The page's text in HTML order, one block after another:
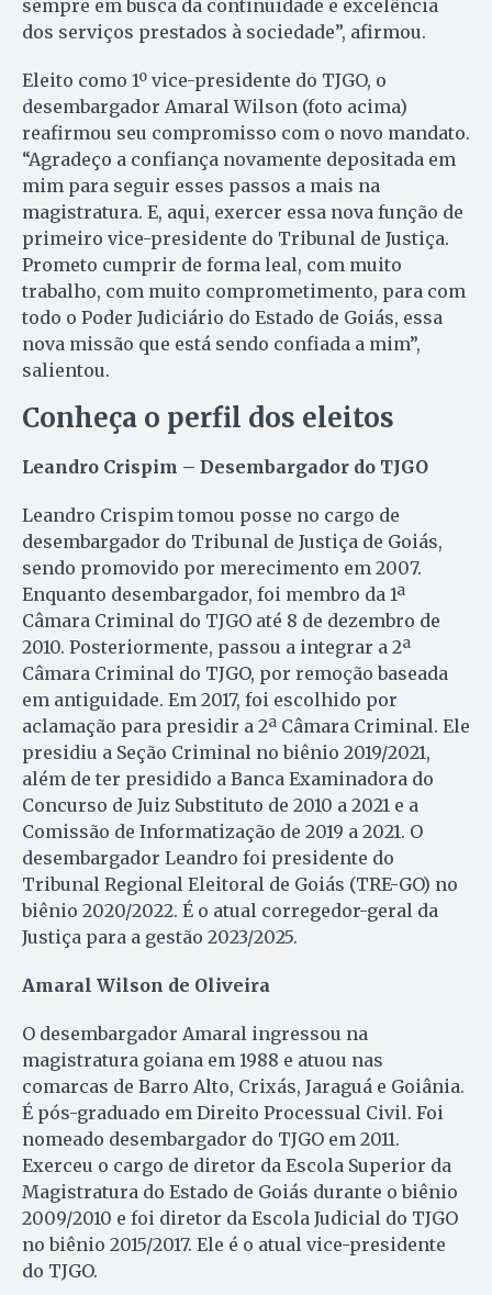
sempre em busca da continuidade e excelência
dos serviços prestados à sociedade”, afirmou.
Eleito como 1º vice-presidente do TJGO, o
desembargador Amaral Wilson (foto acima)
reafirmou seu compromisso com o novo mandato.
“Agradeço a confiança novamente depositada em
mim para seguir esses passos a mais na
magistratura. E, aqui, exercer essa nova função de
primeiro vice-presidente do Tribunal de Justiça.
Prometo cumprir de forma leal, com muito
trabalho, com muito comprometimento, para com
todo o Poder Judiciário do Estado de Goiás, essa
nova missão que está sendo confiada a mim”,
salientou.
Conheça o perfil dos eleitos
Leandro Crispim – Desembargador do TJGO
Leandro Crispim tomou posse no cargo de
desembargador do Tribunal de Justiça de Goiás,
sendo promovido por merecimento em 2007.
Enquanto desembargador, foi membro da 1ª
Câmara Criminal do TJGO até 8 de dezembro de
2010. Posteriormente, passou a integrar a 2ª
Câmara Criminal do TJGO, por remoção baseada
em antiguidade. Em 2017, foi escolhido por
aclamação para presidir a 2ª Câmara Criminal. Ele
presidiu a Seção Criminal no biênio 2019/2021,
além de ter presidido a Banca Examinadora do
Concurso de Juiz Substituto de 2010 a 2021 e a
Comissão de Informatização de 2019 a 2021. O
desembargador Leandro foi presidente do
Tribunal Regional Eleitoral de Goiás (TRE-GO) no
biênio 2020/2022. É o atual corregedor-geral da
Justiça para a gestão 2023/2025.
Amaral Wilson de Oliveira
O desembargador Amaral ingressou na
magistratura goiana em 1988 e atuou nas
comarcas de Barro Alto, Crixás, Jaraguá e Goiânia.
É pós-graduado em Direito Processual Civil. Foi
nomeado desembargador do TJGO em 2011.
Exerceu o cargo de diretor da Escola Superior da
Magistratura do Estado de Goiás durante o biênio
2009/2010 e foi diretor da Escola Judicial do TJGO
no biênio 2015/2017. Ele é o atual vice-presidente
do TJGO.